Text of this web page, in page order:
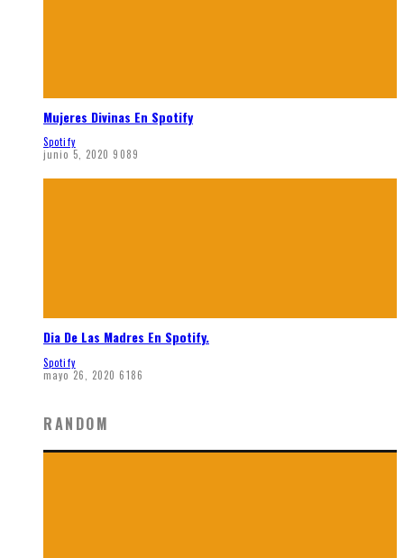
Mujeres Divinas En Spotify
Spotify
junio 5, 2020 9089
Dia De Las Madres En Spotify.
Spotify
mayo 26, 2020 6186
RANDOM